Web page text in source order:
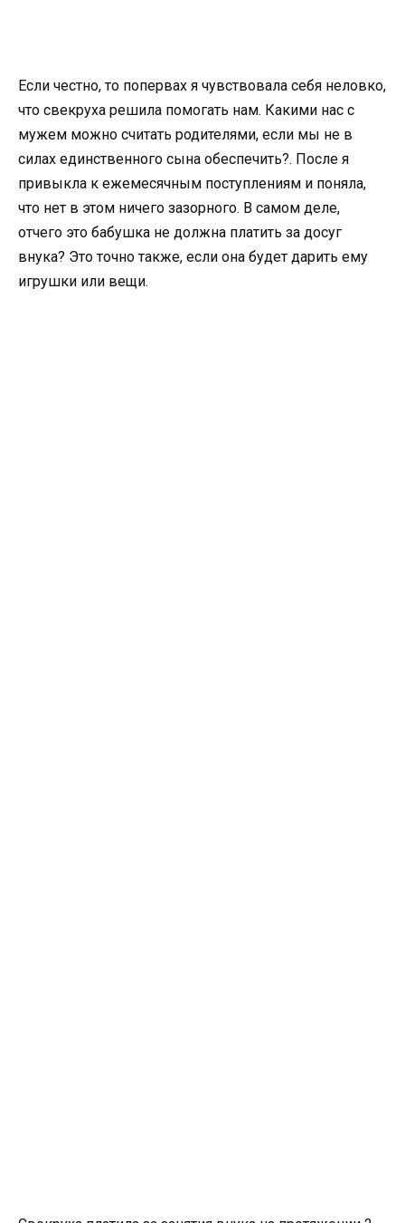
Если честно, то попервах я чувствовала себя неловко,
что свекруха решила помогать нам. Какими нас с
мужем можно считать родителями, если мы не в
силах единственного сына обеспечить?. После я
привыкла к ежемесячным поступлениям и поняла,
что нет в этом ничего зазорного. В самом деле,
отчего это бабушка не должна платить за досуг
внука? Это точно также, если она будет дарить ему
игрушки или вещи.